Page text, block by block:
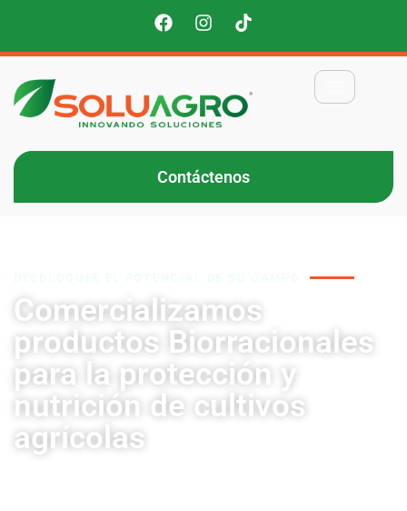
Contáctenos
Comercializamos
productos Biorracionales
para la protección y
nutrición de cultivos
agrícolas